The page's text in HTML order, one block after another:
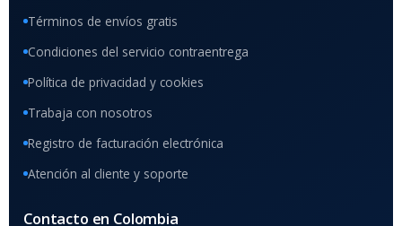
Términos de envíos gratis
Condiciones del servicio contraentrega
Política de privacidad y cookies
Trabaja con nosotros
Registro de facturación electrónica
Atención al cliente y soporte
Contacto en Colombia